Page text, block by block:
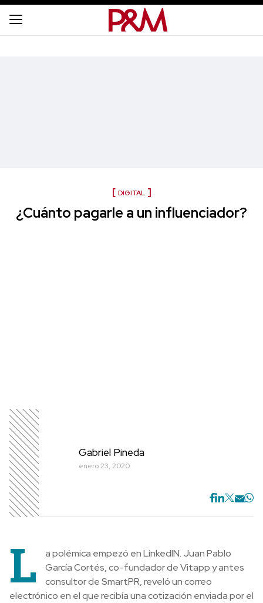
DIGITAL
¿Cuánto pagarle a un influenciador?
Gabriel Pineda
enero 23, 2020
L
a polémica empezó en LinkedIN. Juan Pablo
García Cortés, co-fundador de Vitapp y antes
consultor de SmartPR, reveló un correo
electrónico en el que recibía una cotización enviada por el